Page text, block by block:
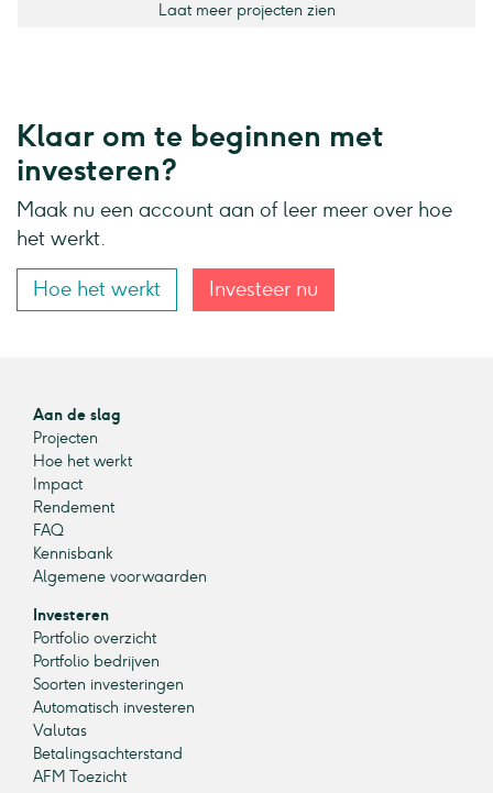
Laat meer projecten zien
Klaar om te beginnen met
investeren?
Maak nu een account aan of leer meer over hoe
het werkt.
Hoe het werkt Investeer nu
Aan de slag
Projecten
Hoe het werkt
Impact
Rendement
FAQ
Kennisbank
Algemene voorwaarden
Investeren
Portfolio overzicht
Portfolio bedrijven
Soorten investeringen
Automatisch investeren
Valutas
Betalingsachterstand
AFM Toezicht